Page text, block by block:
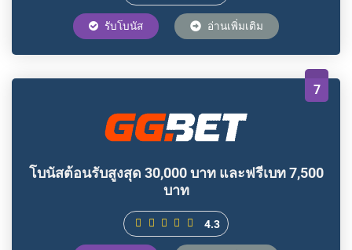
รับโบนัส อ่านเพิ่มเติม
7
โบนัสต้อนรับสูงสุด 30,000 บาท และฟรีเบท 7,500
บาท
4.3